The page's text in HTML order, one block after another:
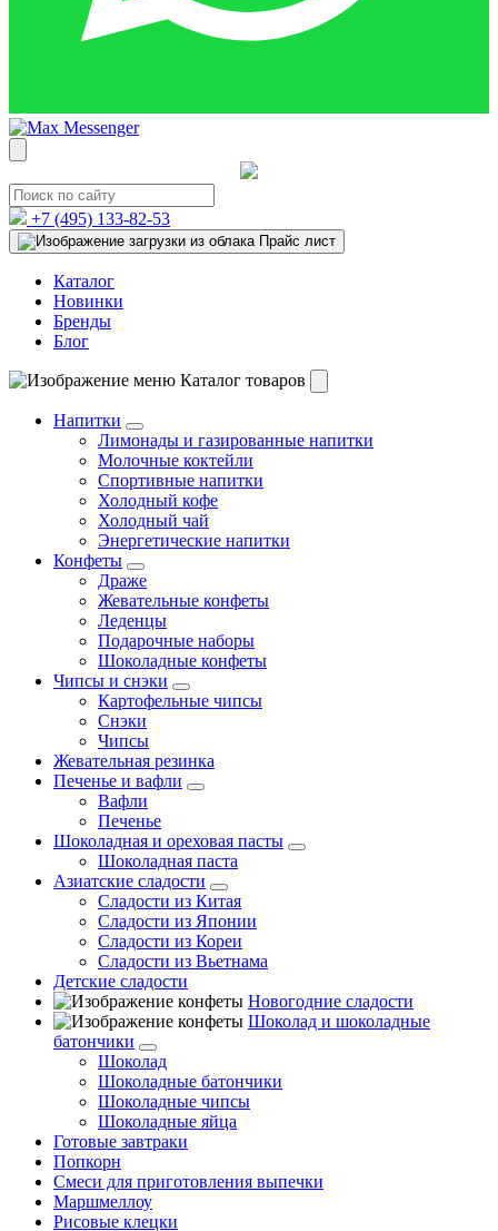
+7 (495) 133-82-53
Прайс лист
Каталог
Новинки
Бренды
Блог
Каталог товаров
Напитки
Лимонады и газированные напитки
Молочные коктейли
Спортивные напитки
Холодный кофе
Холодный чай
Энергетические напитки
Конфеты
Драже
Жевательные конфеты
Леденцы
Подарочные наборы
Шоколадные конфеты
Чипсы и снэки
Картофельные чипсы
Снэки
Чипсы
Жевательная резинка
Печенье и вафли
Вафли
Печенье
Шоколадная и ореховая пасты
Шоколадная паста
Азиатские сладости
Сладости из Китая
Сладости из Японии
Сладости из Кореи
Сладости из Вьетнама
Детские сладости
Новогодние сладости
Шоколад и шоколадные
батончики
Шоколад
Шоколадные батончики
Шоколадные чипсы
Шоколадные яйца
Готовые завтраки
Попкорн
Смеси для приготовления выпечки
Маршмеллоу
Рисовые клецки